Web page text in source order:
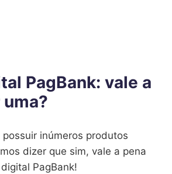
PagBank: vale a
inúmeros produtos
dizer que sim, vale a pena
PagBank!